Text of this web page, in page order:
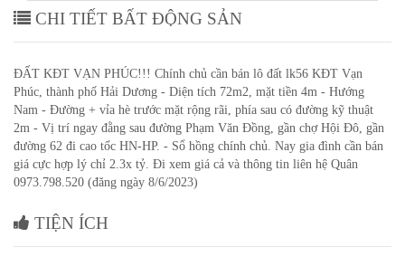
CHI TIẾT BẤT ĐỘNG SẢN
ĐẤT KĐT VẠN PHÚC!!! Chính chủ cần bán lô đất lk56 KĐT Vạn
Phúc, thành phố Hải Dương - Diện tích 72m2, mặt tiền 4m - Hướng
Nam - Đường + vỉa hè trước mặt rộng rãi, phía sau có đường kỹ thuật
2m - Vị trí ngay đằng sau đường Phạm Văn Đồng, gần chợ Hội Đô, gần
đường 62 đi cao tốc HN-HP. - Sổ hồng chính chủ. Nay gia đình cần bán
giá cực hợp lý chỉ 2.3x tỷ. Đi xem giá cả và thông tin liên hệ Quân
0973.798.520 (đăng ngày 8/6/2023)
TIỆN ÍCH